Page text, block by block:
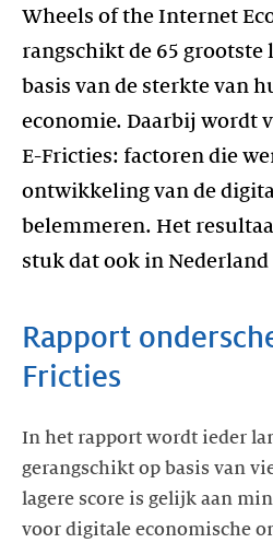
Wheels of the Internet
rangschikt de 65 grootste
basis van de sterkte van
economie. Daarbij wordt
E-Fricties: factoren die
ontwikkeling van de
belemmeren. Het
stuk dat ook in
Rapport
Fricties
In het rapport wordt ieder
gerangschikt op basis van
lagere score is gelijk aan
voor digitale economische